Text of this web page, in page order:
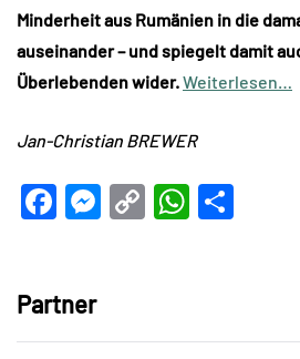
Minderheit aus Rumänien in die
auseinander – und spiegelt damit
Überlebenden wider.Weiterlesen…
Jan-Christian BREWER
Facebook
Messenger
Copy
Partner